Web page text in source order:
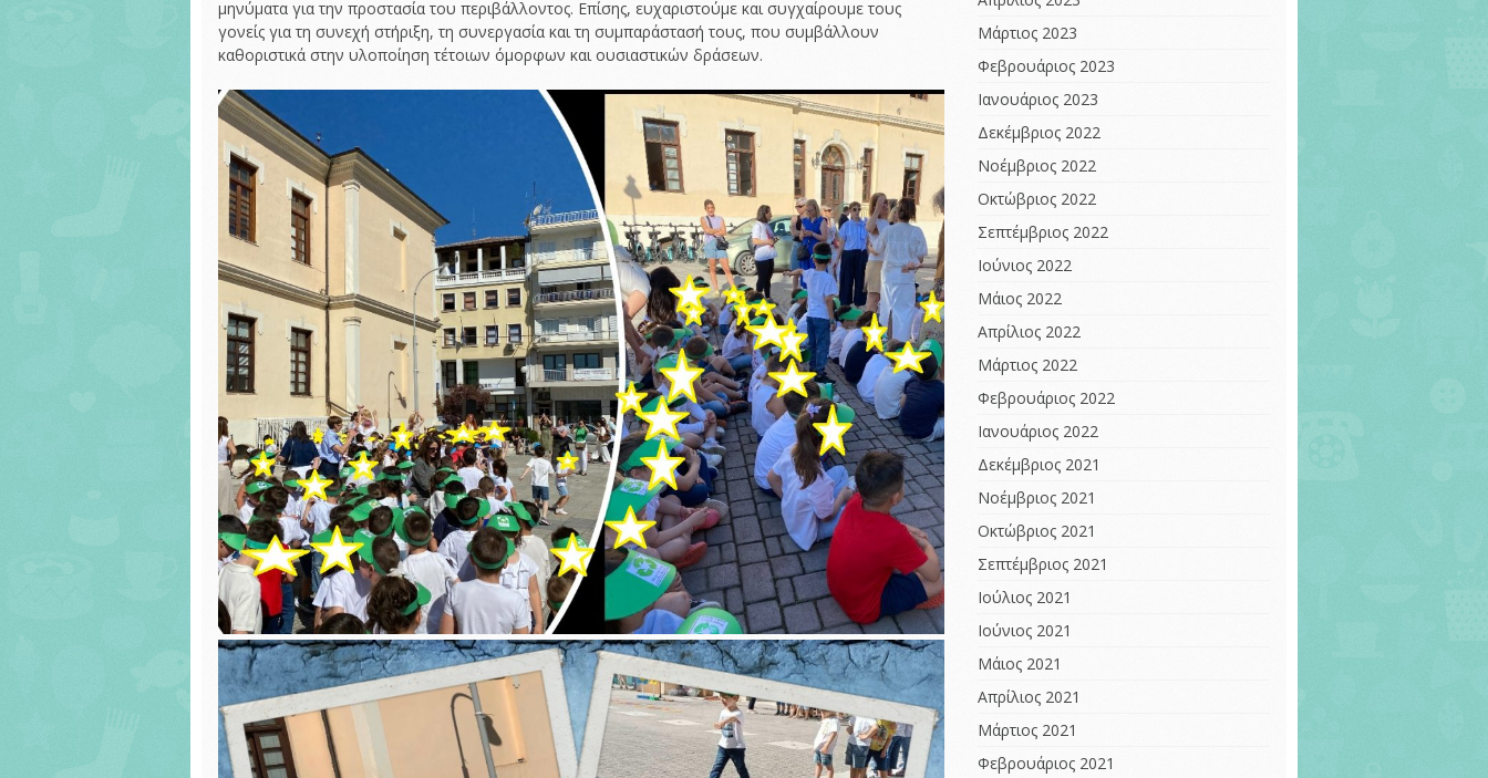
μηνύματα για την προστασία του περιβάλλοντος. Επίσης, ευχαριστούμε και συγχαίρουμε τους
γονείς για τη συνεχή στήριξη, τη συνεργασία και τη συμπαράστασή τους, που συμβάλλουν
καθοριστικά στην υλοποίηση τέτοιων όμορφων και ουσιαστικών δράσεων.
Μάρτιος 2023
Φεβρουάριος 2023
Ιανουάριος 2023
Δεκέμβριος 2022
Νοέμβριος 2022
Οκτώβριος 2022
Σεπτέμβριος 2022
Ιούνιος 2022
Μάιος 2022
Απρίλιος 2022
Μάρτιος 2022
Φεβρουάριος 2022
Ιανουάριος 2022
Δεκέμβριος 2021
Νοέμβριος 2021
Οκτώβριος 2021
Σεπτέμβριος 2021
Ιούλιος 2021
Ιούνιος 2021
Μάιος 2021
Απρίλιος 2021
Μάρτιος 2021
Φεβρουάριος 2021